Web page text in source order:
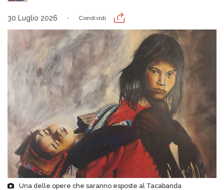
30 Luglio 2026 Condividi
Una delle opere che saranno esposte al Tacabanda